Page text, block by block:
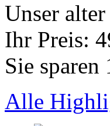
Unser alter
Ihr Preis:
Sie
Alle